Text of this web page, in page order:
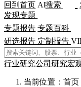
回到首页 AI搜索
发现专题
专题报告 专题百科
研选报告 定制报告
行业研究公司研究宏
当前位置：首页